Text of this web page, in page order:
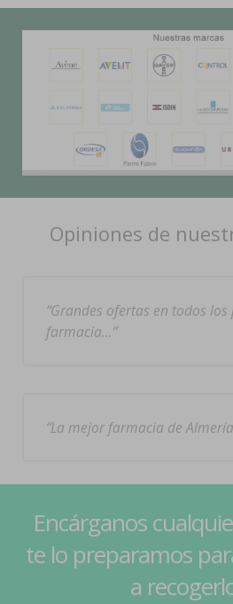
Opiniones de
Grandes ofertas en todos
farmacia…
La mejor farmacia de
Encárganos
te lo preparamos
a